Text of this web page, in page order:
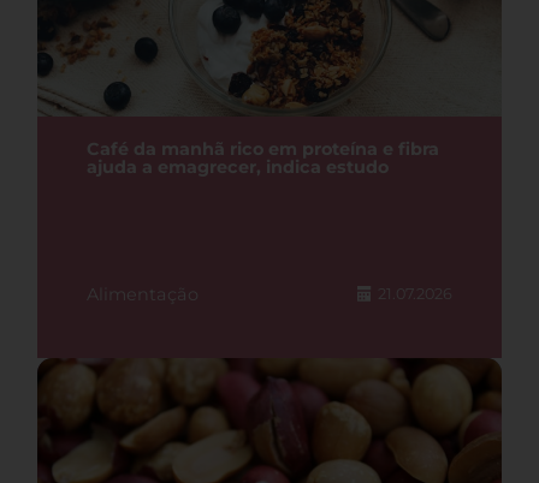
Café da manhã rico em proteína e fibra
ajuda a emagrecer, indica estudo
Alimentação 21.07.2026